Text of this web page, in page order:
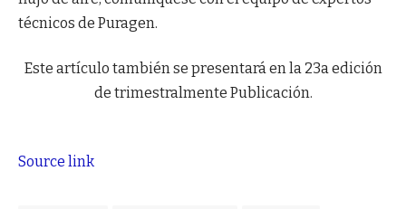
técnicos de Puragen.
Este artículo también se presentará en la 23a edición
de trimestralmente Publicación.
Source link